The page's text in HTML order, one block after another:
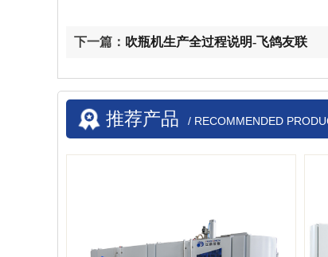
下一篇： 吹瓶机生产全过程说明-飞鸽友联
推荐产品 / RECOMMENDED